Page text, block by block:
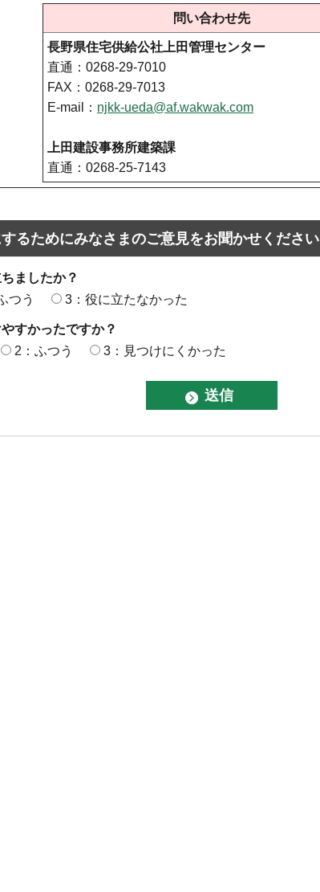
問い合わせ先
長野県住宅供給公社上田管理センター
直通：0268-29-7010
FAX：0268-29-7013
E-mail： njkk-ueda@af.wakwak.com
上田建設事務所建築課
直通：0268-25-7143
るためにみなさまのご意見をお聞かせください
ましたか？
つう 3：役に立たなかった
すかったですか？
2：ふつう 3：見つけにくかった